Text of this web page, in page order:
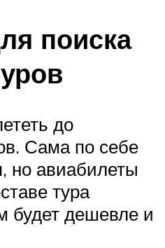
поиска
до
Сама по себе
но авиабилеты
тура
будет дешевле и